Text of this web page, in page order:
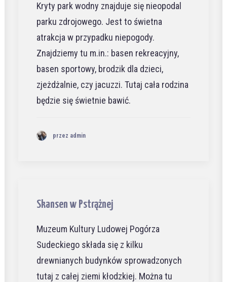
Kryty park wodny znajduje się nieopodal
parku zdrojowego. Jest to świetna
atrakcja w przypadku niepogody.
Znajdziemy tu m.in.: basen rekreacyjny,
basen sportowy, brodzik dla dzieci,
zjeżdżalnie, czy jacuzzi. Tutaj cała rodzina
będzie się świetnie bawić.
przez admin
Skansen w Pstrążnej
Muzeum Kultury Ludowej Pogórza
Sudeckiego składa się z kilku
drewnianych budynków sprowadzonych
tutaj z całej ziemi kłodzkiej. Można tu